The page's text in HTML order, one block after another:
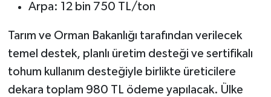
Arpa: 12 bin 750 TL/ton
Tarım ve Orman Bakanlığı tarafından verilecek
temel destek, planlı üretim desteği ve sertifikalı
tohum kullanım desteğiyle birlikte üreticilere
dekara toplam 980 TL ödeme yapılacak. Ülke